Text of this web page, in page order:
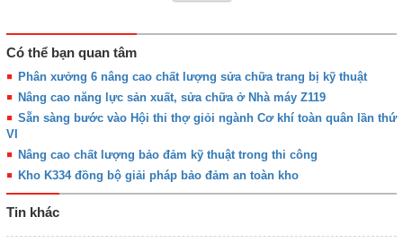
Có thể bạn quan tâm
Phân xưởng 6 nâng cao chất lượng sửa chữa trang bị kỹ thuật
Nâng cao năng lực sản xuất, sửa chữa ở Nhà máy Z119
Sẵn sàng bước vào Hội thi thợ giỏi ngành Cơ khí toàn quân lần thứ
VI
Nâng cao chất lượng bảo đảm kỹ thuật trong thi công
Kho K334 đồng bộ giải pháp bảo đảm an toàn kho
Tin khác